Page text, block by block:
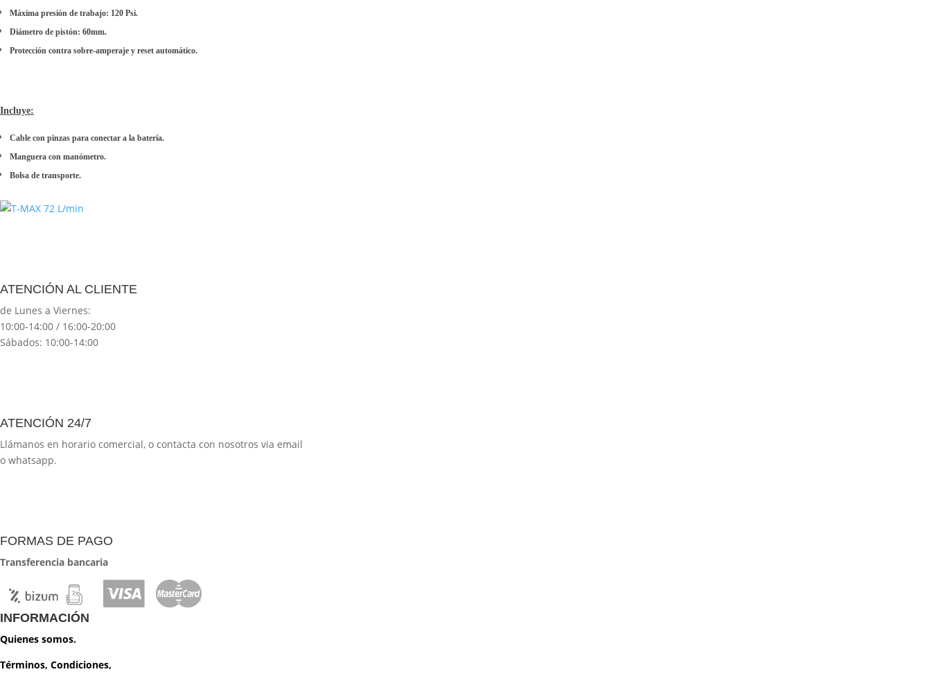
Máxima presión de trabajo: 120 Psi.
Diámetro de pistón: 60mm.
Protección contra sobre-amperaje y reset automático.
Incluye:
Cable con pinzas para conectar a la batería.
Manguera con manómetro.
Bolsa de transporte.
ATENCIÓN AL CLIENTE
de Lunes a Viernes:
10:00-14:00 / 16:00-20:00
Sábados: 10:00-14:00
ATENCIÓN 24/7
Llámanos en horario comercial, o contacta con nosotros via email
o whatsapp.
FORMAS DE PAGO
Transferencia bancaria
INFORMACIÓN
Quienes somos.
Términos, Condiciones,